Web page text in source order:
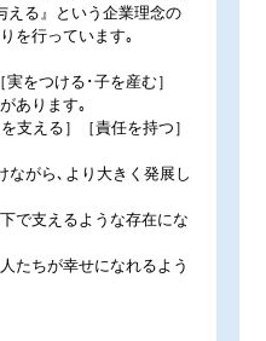
る』という企業理念の
を行っています｡
をつける･子を産む］
あります｡
支える］［責任を持つ］
ながら､より大きく発展し
支えるような存在にな
たちが幸せになれるよう